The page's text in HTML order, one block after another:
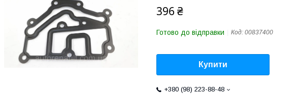
396 ₴
Готово до відправки Код: 00837400
Купити
+380 (98) 223-88-48